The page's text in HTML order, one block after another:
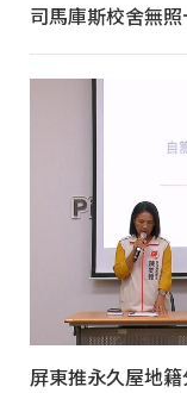
司馬庫斯校舍無
屏東推永久屋地